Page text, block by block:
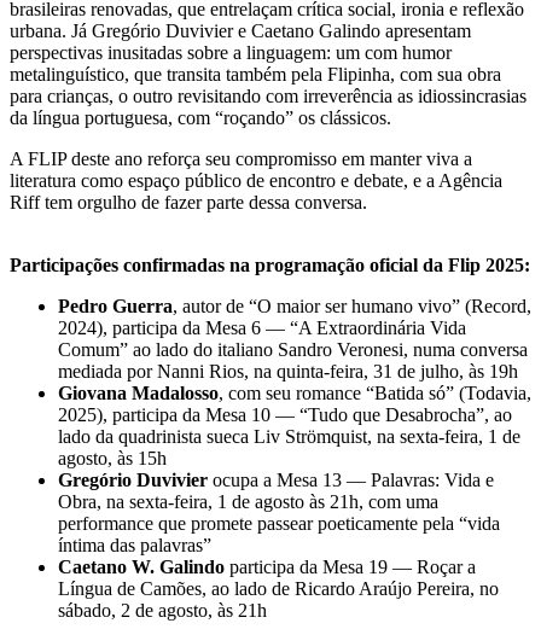
brasileiras renovadas, que entrelaçam crítica social, ironia e reflexão
urbana. Já Gregório Duvivier e Caetano Galindo apresentam
perspectivas inusitadas sobre a linguagem: um com humor
metalinguístico, que transita também pela Flipinha, com sua obra
para crianças, o outro revisitando com irreverência as idiossincrasias
da língua portuguesa, com “roçando” os clássicos.
A FLIP deste ano reforça seu compromisso em manter viva a
literatura como espaço público de encontro e debate, e a Agência
Riff tem orgulho de fazer parte dessa conversa.
Participações confirmadas na programação oficial da Flip 2025:
Pedro Guerra, autor de “O maior ser humano vivo” (Record,
2024), participa da Mesa 6 — “A Extraordinária Vida
Comum” ao lado do italiano Sandro Veronesi, numa conversa
mediada por Nanni Rios, na quinta-feira, 31 de julho, às 19h
Giovana Madalosso, com seu romance “Batida só” (Todavia,
2025), participa da Mesa 10 — “Tudo que Desabrocha”, ao
lado da quadrinista sueca Liv Strömquist, na sexta-feira, 1 de
agosto, às 15h
Gregório Duvivier ocupa a Mesa 13 — Palavras: Vida e
Obra, na sexta-feira, 1 de agosto às 21h, com uma
performance que promete passear poeticamente pela “vida
íntima das palavras”
Caetano W. Galindo participa da Mesa 19 — Roçar a
Língua de Camões, ao lado de Ricardo Araújo Pereira, no
sábado, 2 de agosto, às 21h